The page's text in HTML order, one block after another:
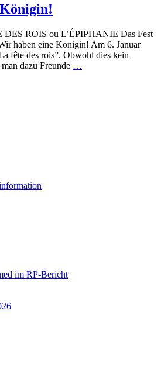
DES ROIS ou L’ÉPIPHANIE Das Fest
haben eine Königin! Am 6. Januar
fête des rois”. Obwohl dies kein
dazu Freunde …
im RP-Bericht